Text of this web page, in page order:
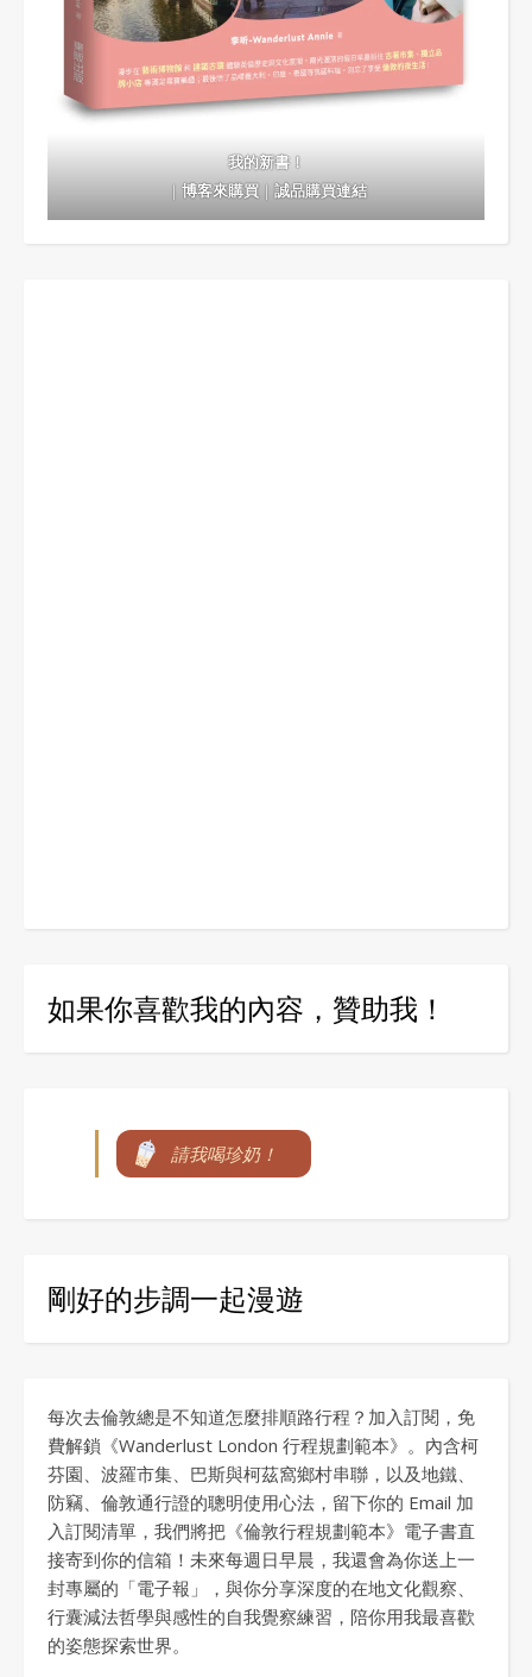
我的新書！
｜博客來購買｜誠品購買連結
如果你喜歡我的內容，贊助我！
請我喝珍奶！
剛好的步調一起漫遊
每次去倫敦總是不知道怎麼排順路行程？加入訂閱，免
費解鎖《Wanderlust London 行程規劃範本》。內含柯
芬園、波羅市集、巴斯與柯茲窩鄉村串聯，以及地鐵、
防竊、倫敦通行證的聰明使用心法，留下你的 Email 加
入訂閱清單，我們將把《倫敦行程規劃範本》電子書直
接寄到你的信箱！未來每週日早晨，我還會為你送上一
封專屬的「電子報」，與你分享深度的在地文化觀察、
行囊減法哲學與感性的自我覺察練習，陪你用我最喜歡
的姿態探索世界。